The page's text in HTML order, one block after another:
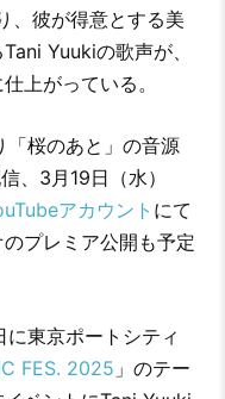
、彼が得意とする美
Yuukiの歌声が、
上がっている。
桜のあと」の音源
、3月19日（水）
アカウント にて
のプレミア公開も予定
に東京ポートシティ
FES. 2025 」のテー